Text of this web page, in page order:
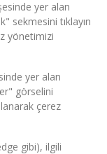
yer alan
sekmesini tıklayın
yönetimizi
yer alan
görselini
çerez
gibi), ilgili